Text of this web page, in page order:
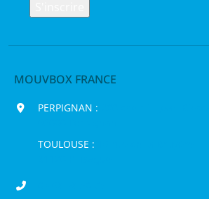
MOUVBOX FRANCE
PERPIGNAN :
TOULOUSE :